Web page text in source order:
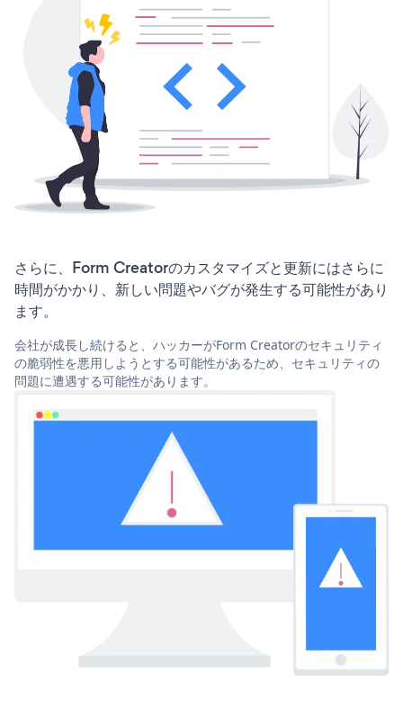
さらに、Form Creatorのカスタマイズと更新にはさらに
時間がかかり、新しい問題やバグが発生する可能性があり
ます。
会社が成長し続けると、ハッカーがForm Creatorのセキュリティ
の脆弱性を悪用しようとする可能性があるため、セキュリティの
問題に遭遇する可能性があります。